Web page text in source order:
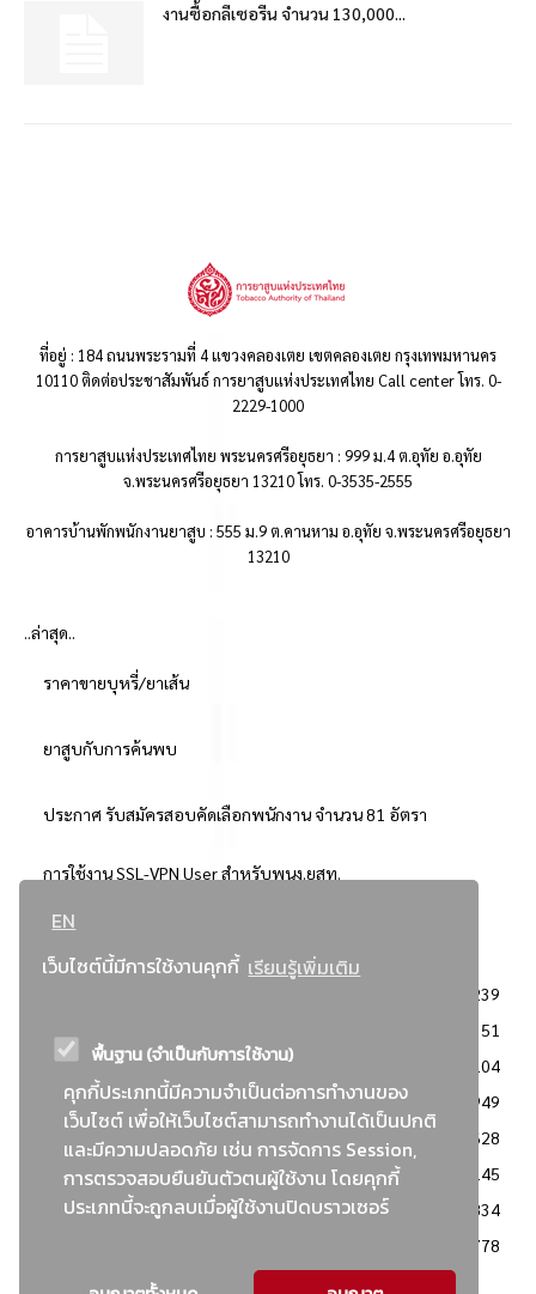
EN
เว็บไซต์นี้มีการใช้งานคุกกี้ เรียนรู้เพิ่มเติม
พื้นฐาน (จำเป็นกับการใช้งาน)
คุกกี้ประเภทนี้มีความจำเป็นต่อการทำงานของ
เว็บไซต์ เพื่อให้เว็บไซต์สามารถทำงานได้เป็นปกติ
และมีความปลอดภัย เช่น การจัดการ Session,
การตรวจสอบยืนยันตัวตนผู้ใช้งาน โดยคุกกี้
ประเภทนี้จะถูกลบเมื่อผู้ใช้งานปิดบราวเซอร์
งานซื้อกลีเซอรีน จำนวน 130,000...
ที่อยู่ : 184 ถนนพระรามที่ 4 แขวงคลองเตย เขตคลองเตย กรุงเทพมหานคร
10110 ติดต่อประชาสัมพันธ์ การยาสูบแห่งประเทศไทย Call center โทร. 0-
2229-1000
การยาสูบแห่งประเทศไทย พระนครศรีอยุธยา : 999 ม.4 ต.อุทัย อ.อุทัย
จ.พระนครศรีอยุธยา 13210 โทร. 0-3535-2555
อาคารบ้านพักพนักงานยาสูบ : 555 ม.9 ต.คานหาม อ.อุทัย จ.พระนครศรีอยุธยา
13210
..ล่าสุด..
ราคาขายบุหรี่/ยาเส้น
ยาสูบกับการค้นพบ
ประกาศ รับสมัครสอบคัดเลือกพนักงาน จำนวน 81 อัตรา
การใช้งาน SSL-VPN User สำหรับพนง.ยสท.
..ยอดนิยม..
3239
2351
: วิธีเฉพาะเจาะจง
2104
ข่าวสาร/ประกาศ
1949
: เอกสารส่งเสริมความโปร่งใสในการจัดซื้อจัดจ้าง
1628
ข่าวสารจัดซื้อจัดจ้าง
1145
: แผนการจัดซื้อจัดจ้าง
834
778